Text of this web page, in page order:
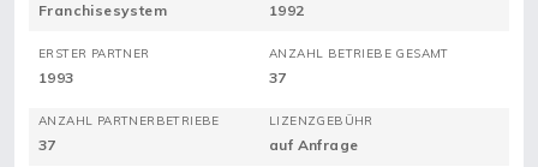
Franchisesystem 1992
ERSTER PARTNER
1993
ANZAHL BETRIEBE GESAMT
37
ANZAHL PARTNERBETRIEBE
37
LIZENZGEBÜHR
auf Anfrage